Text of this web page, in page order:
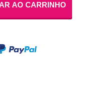
AO CARRINHO